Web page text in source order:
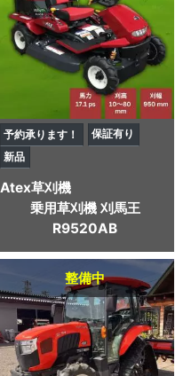
予約承ります！
保証有り
新品
Atex草刈機
乗用草刈機 刈馬王
R9520AB
整備中